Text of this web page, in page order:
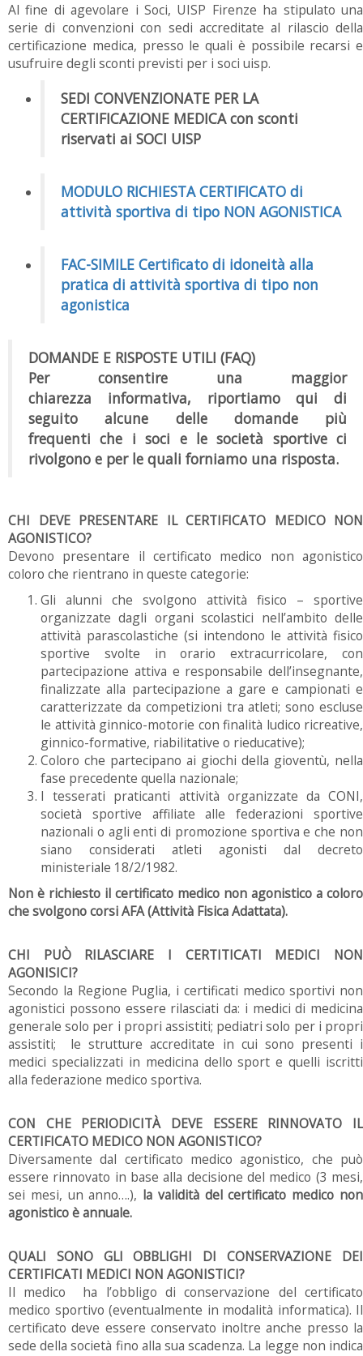
Al fine di agevolare i Soci, UISP Firenze ha stipulato una
serie di convenzioni con sedi accreditate al rilascio della
certificazione medica, presso le quali è possibile recarsi e
usufruire degli sconti previsti per i soci uisp.
SEDI CONVENZIONATE PER LA
CERTIFICAZIONE MEDICA con sconti
riservati ai SOCI UISP
MODULO RICHIESTA CERTIFICATO di
attività sportiva di tipo NON AGONISTICA
FAC-SIMILE Certificato di idoneità alla
pratica di attività sportiva di tipo non
agonistica
DOMANDE E RISPOSTE UTILI (FAQ)
Per consentire una maggior
chiarezza informativa, riportiamo qui di
seguito alcune delle domande più
frequenti che i soci e le società sportive ci
rivolgono e per le quali forniamo una risposta.
CHI DEVE PRESENTARE IL CERTIFICATO MEDICO NON
AGONISTICO?
Devono presentare il certificato medico non agonistico
coloro che rientrano in queste categorie:
Gli alunni che svolgono attività fisico – sportive
organizzate dagli organi scolastici nell’ambito delle
attività parascolastiche (si intendono le attività fisico
sportive svolte in orario extracurricolare, con
partecipazione attiva e responsabile dell’insegnante,
finalizzate alla partecipazione a gare e campionati e
caratterizzate da competizioni tra atleti; sono escluse
le attività ginnico-motorie con finalità ludico ricreative,
ginnico-formative, riabilitative o rieducative);
Coloro che partecipano ai giochi della gioventù, nella
fase precedente quella nazionale;
I tesserati praticanti attività organizzate da CONI,
società sportive affiliate alle federazioni sportive
nazionali o agli enti di promozione sportiva e che non
siano considerati atleti agonisti dal decreto
ministeriale 18/2/1982.
Non è richiesto il certificato medico non agonistico a coloro
che svolgono corsi AFA (Attività Fisica Adattata).
CHI PUÒRILASCIARE I CERTITICATI MEDICI NON
AGONISICI?
Secondo la Regione Puglia, i certificati medico sportivi non
agonistici possono essere rilasciati da: i medici di medicina
generale solo per i propri assistiti; pediatri solo per i propri
assistiti; le strutture accreditate in cui sono presenti i
medici specializzati in medicina dello sport e quelli iscritti
alla federazione medico sportiva.
CON CHE PERIODICITÀDEVE ESSERE RINNOVATO IL
CERTIFICATO MEDICO NON AGONISTICO?
Diversamente dal certificato medico agonistico, che può
essere rinnovato in base alla decisione del medico (3 mesi,
sei mesi, un anno….), la validità del certificato medico non
agonistico è annuale.
QUALI SONO GLI OBBLIGHI DI CONSERVAZIONE DEI
CERTIFICATI MEDICI NON AGONISTICI?
Il medico ha l’obbligo di conservazione del certificato
medico sportivo (eventualmente in modalità informatica). Il
certificato deve essere conservato inoltre anche presso la
sede della società fino alla sua scadenza. La legge non indica